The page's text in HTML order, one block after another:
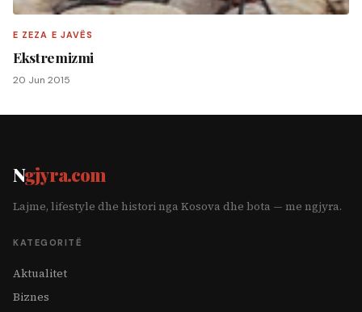
E ZEZA E JAVËS
Ekstremizmi
20 Jun 2015
Ngjyra.com
Lajme, lifestyle dhe histori nga Kosova dhe bota — me ngjyra.
KATEGORITË
Aktualitet
Biznes